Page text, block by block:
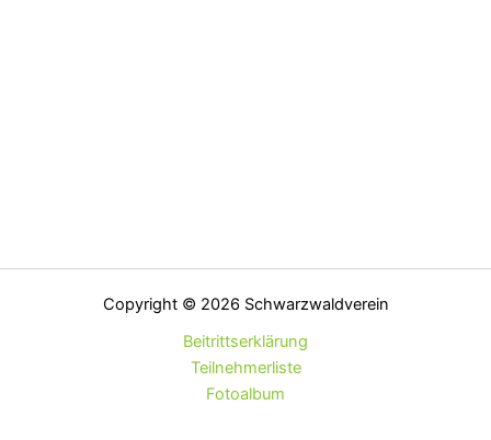
Copyright © 2026 Schwarzwaldverein
Beitrittserklärung
Teilnehmerliste
Fotoalbum